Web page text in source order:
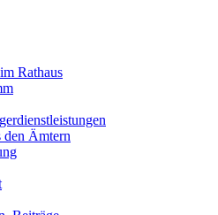
Rathaus
den Ämtern